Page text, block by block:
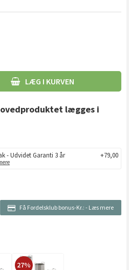
LÆG I KURVEN
lægges i
- Udvidet Garanti 3 år +79,00
Få Fordelsklub bonus-Kr.: - Læs mere
27%